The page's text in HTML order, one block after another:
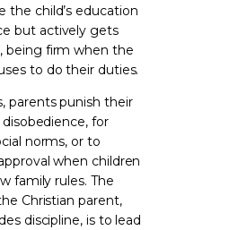
the child’s education
but actively gets
being firm when the
to do their duties.
parents punish their
for
norms, or to
when children
family rules. The
Christian parent,
discipline, is to lead